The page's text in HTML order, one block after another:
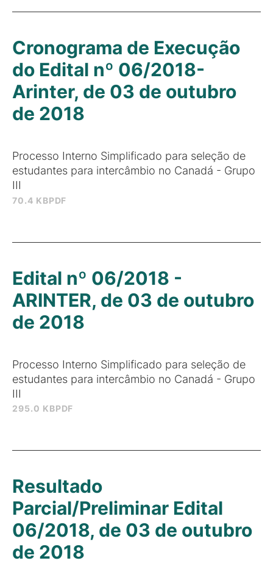
70.4 KBPDF
Cronograma de Execução
do Edital nº 06/2018-
Arinter, de 03 de outubro
de 2018
Processo Interno Simplificado para seleção de
estudantes para intercâmbio no Canadá - Grupo
III
295.0 KBPDF
Edital nº 06/2018 -
ARINTER, de 03 de outubro
de 2018
Processo Interno Simplificado para seleção de
estudantes para intercâmbio no Canadá - Grupo
III
Resultado
Parcial/Preliminar Edital
06/2018, de 03 de outubro
de 2018